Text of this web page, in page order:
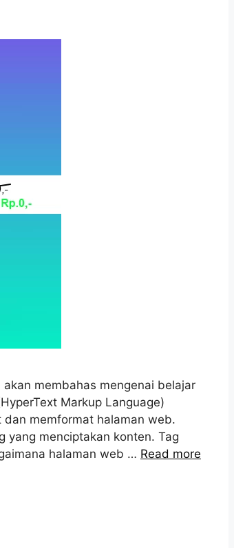
membahas mengenai belajar
Markup Language)
memformat halaman web.
yang menciptakan konten. Tag
halaman web … Read more